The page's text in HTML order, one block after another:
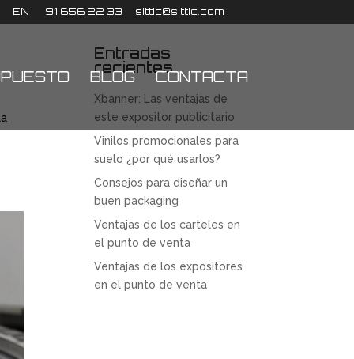
91 656 22 33 sittic@sittic.com
EN
BLOG CONTACTA
Entradas
recientes
Xbanner: Las ventajas de
este expositor publicitario
Vinilos promocionales para
suelo ¿por qué usarlos?
Consejos para diseñar un
buen packaging
Ventajas de los carteles en
el punto de venta
Ventajas de los expositores
en el punto de venta